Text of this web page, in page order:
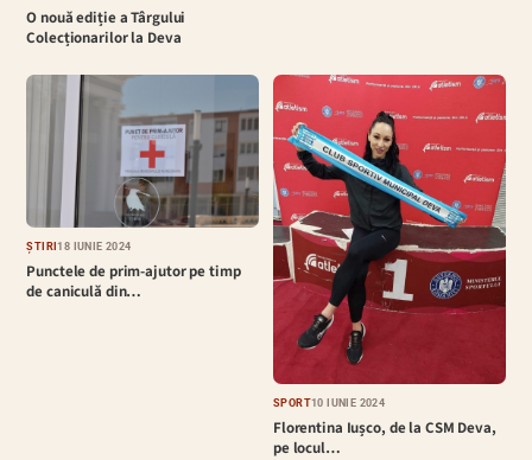
O nouă ediție a Târgului
Colecționarilor la Deva
ȘTIRI18 IUNIE 2024
Punctele de prim-ajutor pe timp
de caniculă din…
SPORT10 IUNIE 2024
Florentina Iușco, de la CSM Deva,
pe locul…